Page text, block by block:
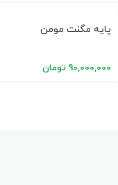
پایه مگنت مومن
90,000,000 تومان